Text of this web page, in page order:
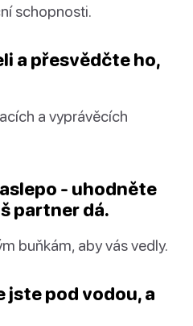
schopnosti.
a přesvědčte ho,
a vyprávěcích
- uhodněte
partner dá.
buňkám, aby vás vedly.
jste pod vodou, a